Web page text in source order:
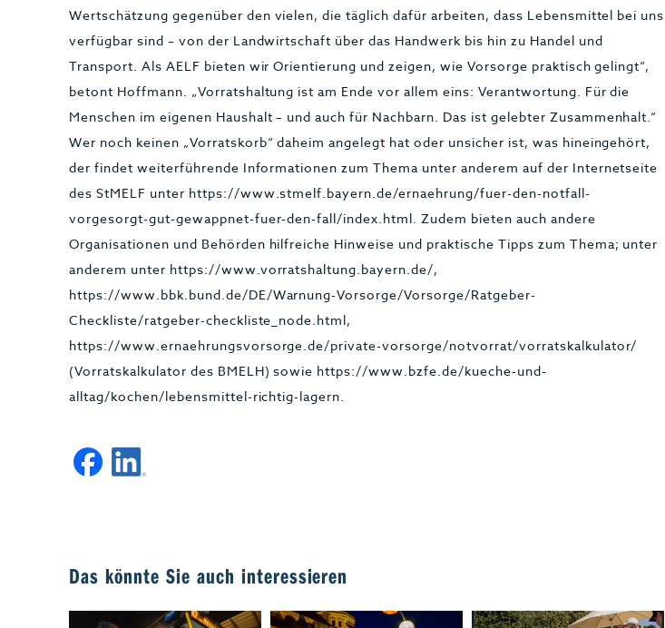
Wertschätzung gegenüber den vielen, die täglich dafür arbeiten, dass Lebensmittel bei uns
verfügbar sind – von der Landwirtschaft über das Handwerk bis hin zu Handel und
Transport. Als AELF bieten wir Orientierung und zeigen, wie Vorsorge praktisch gelingt“,
betont Hoffmann. „Vorratshaltung ist am Ende vor allem eins: Verantwortung. Für die
Menschen im eigenen Haushalt – und auch für Nachbarn. Das ist gelebter Zusammenhalt.“
Wer noch keinen „Vorratskorb“ daheim angelegt hat oder unsicher ist, was hineingehört,
der findet weiterführende Informationen zum Thema unter anderem auf der Internetseite
des StMELF unter https://www.stmelf.bayern.de/ernaehrung/fuer-den-notfall-
vorgesorgt-gut-gewappnet-fuer-den-fall/index.html. Zudem bieten auch andere
Organisationen und Behörden hilfreiche Hinweise und praktische Tipps zum Thema; unter
anderem unter https://www.vorratshaltung.bayern.de/,
https://www.bbk.bund.de/DE/Warnung-Vorsorge/Vorsorge/Ratgeber-
Checkliste/ratgeber-checkliste_node.html,
https://www.ernaehrungsvorsorge.de/private-vorsorge/notvorrat/vorratskalkulator/
(Vorratskalkulator des BMELH) sowie https://www.bzfe.de/kueche-und-
alltag/kochen/lebensmittel-richtig-lagern.
Das könnte Sie auch interessieren